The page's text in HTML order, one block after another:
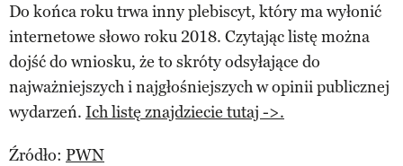
Do końca roku trwa inny plebiscyt, który ma wyłonić
internetowe słowo roku 2018. Czytając listę można
dojść do wniosku, że to skróty odsyłające do
najważniejszych i najgłośniejszych w opinii publicznej
wydarzeń. Ich listę znajdziecie tutaj ->.
Źródło: PWN